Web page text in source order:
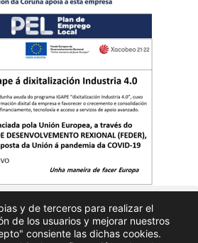
Aviso Legal Politicas de privacidad
y de terceros para realizar el
de los usuarios y mejorar nuestros
consiente las dichas cookies.